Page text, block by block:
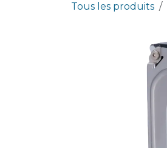
Tous les produits